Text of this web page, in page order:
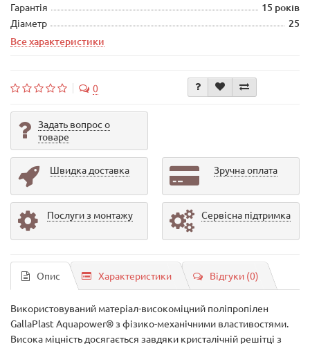
Гарантія 15 років
Діаметр
25
Все характеристики
0
Задать вопрос о
товаре
Швидка доставка Зручна оплата
Послуги з монтажу Сервісна підтримка
Опис Характеристики Відгуки (0)
Використовуваний матеріал-високоміцний поліпропілен
GallaPlast Aquapower® з фізико-механічними властивостями.
Висока міцність досягається завдяки кристалічній решітці з